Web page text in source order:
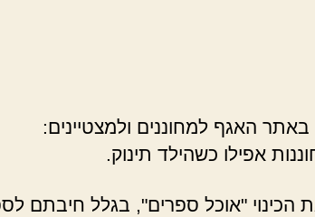
האגף למחוננים ולמצטיינים:
אפילו כשהילד תינוק.
הכינוי "אוכל ספרים", בגלל חיבתם